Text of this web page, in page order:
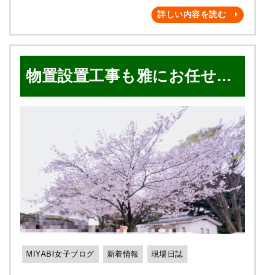
てます✨ ★外壁の 下塗り→中塗り→上塗り
↓（下塗り） ↓（中塗り） ↓（上塗り） （ 付
帯部塗装 ） 軒天、破風、幕板、雨樋、基礎等も
外壁同様にしっかり塗装していきます！ 雨戸はケ
よいよ完工間近です(*ﾉωﾉ) このようなルーバー窓
は一枚一枚丁寧に拭き上げます！！ 職人さんの丁
寧さが雅の自慢です🥰 ここからは洗面所のリフ
ォームについて ご紹介します( ^ω^ )！！！ 今回
行ったリフォーム工事は ・浴室入口折れ戸交換 ・
浴室入口木部交換（下端のみ） ・洗面所天井、壁
クロス張替 ・一部石膏ボード補修 （↑穴の開いて
しまった箇所） 上記の４点工事のご依頼いただき
ました！ （浴室入口折れ戸交換） before📸
After📸 ピカピカです(⋈◍＞◡＜◍)。✧♡ （下端
の木部 交換） 施工前 ↓ 浴室や洗面所は湿気が
塗料の飛散を防いでくれます！ ・高圧洗浄 しっか
りと汚れを落とさなければ下地の密着性が悪く 耐
圧洗浄の様子はこちらをどうぞ(^^♪ ↓ ＜塗装現場日
誌＞千葉県四街道市鷹の台4丁目・O様邸（第1回）
～高圧洗浄～【千葉市若葉区外壁屋根塗装・株式会
れ）や コーキングの新規打設・増し打ちなどの 補
修作業を行います。 また、高圧洗浄で取り切れな
かった錆や汚れ、 古い塗膜などケレン作業で除去
していきます。 塗布面を整え、凹凸をつけること
により 塗料を密着しやすくしていくのです！ より
詳しく知りたい方は是非こちらをご覧ください。 ↓
塗装屋の下地処理作業の風景【千葉市若葉区の外壁
屋根塗装・株式会社雅】 このように、塗装作業
が始まる前にも 様々な工程があり どれもとても大
うにお過ごしになりますか😊❓ 私はまだ何にも考
どこも混み合うと思いますので、 みなさん運転な
ど気をつけてください🚗 先日、以前塗装工事を
りやすいかもしれませんが、 こちらは複層ガラス
（ペアガラス） とは別物になります❗️ (框※かま
ち・・・今回は窓や戸などの枠のことです) ✨複層
ガラス→一つの框にガラスが2枚 ✨二重窓→ガラス
も框も2枚 このような感じでイメージして 頂け
たらと思います♪ 今回の工事は内窓なので二重窓
と同じです☺️ 既存の窓の内側にもう一枚 窓を設置
する工事です👷‍♀️‼️ 北海道や東北地方のお家で主に
使用されていましたが、 最近では防音や省エネの
ために 全国的に使用されるようになってきており
詳しい内容を読む
物置設置工事も雅にお任せく
MIYABI女子ブログ 新着情報 現場日誌